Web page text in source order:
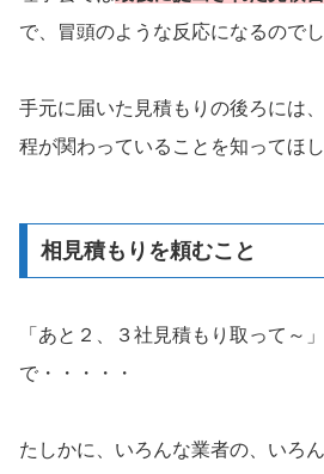
で、冒頭のような反応になるのでし
手元に届いた見積もりの後ろには
程が関わっていることを知ってほし
相見積もりを頼むこと
「あと２、３社見積もり取って～
で・・・・・
たしかに、いろんな業者の、いろ